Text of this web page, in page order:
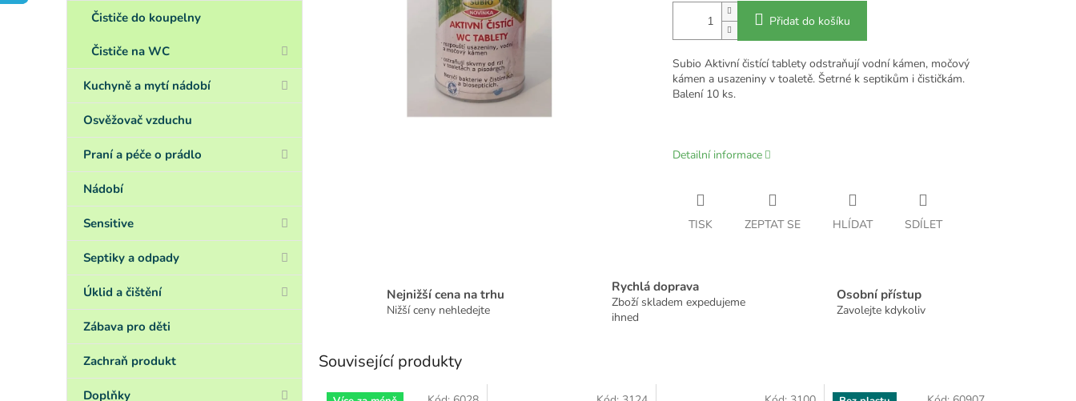
Čističe do koupelny
Čističe na WC
Kuchyně a mytí nádobí
Osvěžovač vzduchu
Praní a péče o prádlo
Nádobí
Sensitive
Septiky a odpady
Úklid a čištění
Zábava pro děti
Zachraň produkt
Doplňky
Přidat do košíku
Subio Aktivní čistící tablety odstraňují vodní kámen, močový
kámen a usazeniny v toaletě. Šetrné k septikům i čističkám.
Balení 10 ks.
Detailní informace
TISK ZEPTAT SE HLÍDAT SDÍLET
Nejnižší cena na trhu
Nižší ceny nehledejte
Rychlá doprava
Zboží skladem expedujeme
ihned
Osobní přístup
Zavolejte kdykoliv
Související produkty